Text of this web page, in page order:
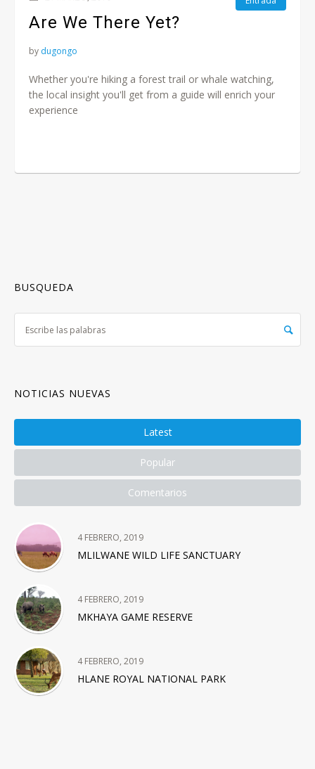
Are We There Yet?
by dugongo
Whether you're hiking a forest trail or whale watching,
the local insight you'll get from a guide will enrich your
experience
BUSQUEDA
NOTICIAS NUEVAS
Latest
Popular
Comentarios
4 FEBRERO, 2019
MLILWANE WILD LIFE SANCTUARY
4 FEBRERO, 2019
MKHAYA GAME RESERVE
4 FEBRERO, 2019
HLANE ROYAL NATIONAL PARK